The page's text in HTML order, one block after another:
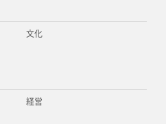
文化
経営